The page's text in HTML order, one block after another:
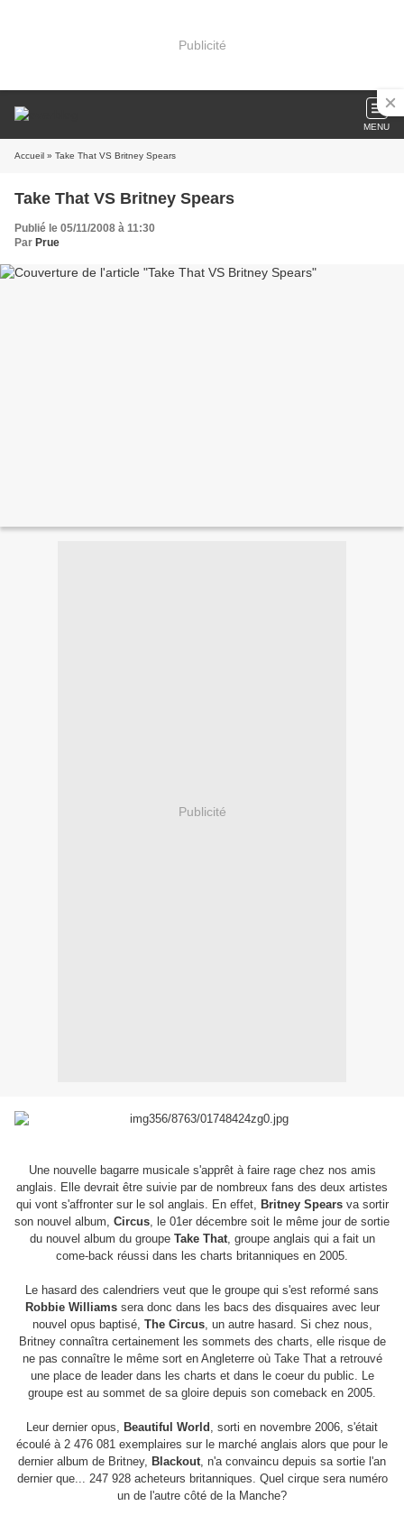
Publicité
MENU
Accueil » Take That VS Britney Spears
Take That VS Britney Spears
Publié le 05/11/2008 à 11:30
Par Prue
Publicité
Une nouvelle bagarre musicale s'apprêt à faire rage chez nos amis
anglais. Elle devrait être suivie par de nombreux fans des deux artistes
qui vont s'affronter sur le sol anglais. En effet, Britney Spearsva sortir
son nouvel album, Circus, le 01er décembre soit le même jour de sortie
du nouvel album du groupe Take That, groupe anglais qui a fait un
come-back réussi dans les charts britanniques en 2005.
Le hasard des calendriers veut que le groupe qui s'est reformé sans
Robbie Williamssera donc dans les bacs des disquaires avec leur
nouvel opus baptisé, The Circus, un autre hasard. Si chez nous,
Britney connaîtra certainement les sommets des charts, elle risque de
ne pas connaître le même sort en Angleterre où Take That a retrouvé
une place de leader dans les charts et dans le coeur du public. Le
groupe est au sommet de sa gloire depuis son comeback en 2005.
Leur dernier opus, Beautiful World , sorti en novembre 2006, s'était
écoulé à 2 476 081 exemplaires sur le marché anglais alors que pour le
dernier album de Britney, Blackout, n'a convaincu depuis sa sortie l'an
dernier que... 247 928 acheteurs britanniques. Quel cirque sera numéro
un de l'autre côté de la Manche?